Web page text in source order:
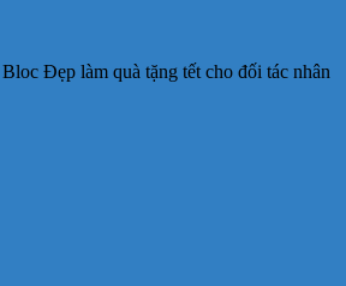
Đẹp làm quà tặng tết cho đối tác nhân